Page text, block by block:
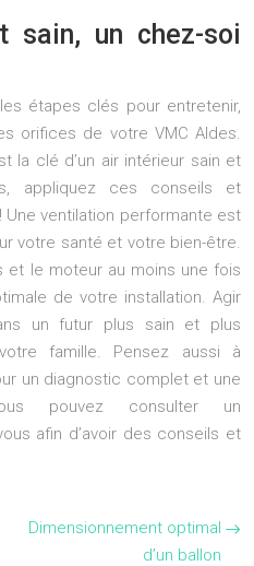
sain, un chez-soi
étapes clés pour entretenir,
orifices de votre VMC Aldes.
la clé d’un air intérieur sain et
appliquez ces conseils et
ventilation performante est
votre santé et votre bien-être.
et le moteur au moins une fois
de votre installation. Agir
un futur plus sain et plus
famille. Pensez aussi à
un diagnostic complet et une
pouvez consulter un
afin d’avoir des conseils et
Dimensionnement optimal
d’un ballon